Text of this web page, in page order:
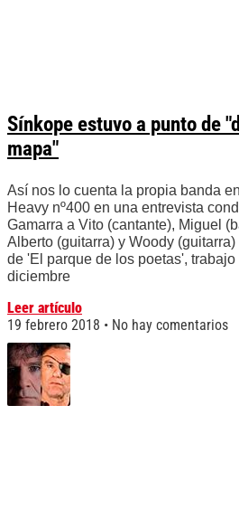
Sínkope estuvo a punto de
mapa"
Así nos lo cuenta la propia banda
Heavy nº400 en una entrevista
Gamarra a Vito (cantante), Miguel
Alberto (guitarra) y Woody
de 'El parque de los poetas',
diciembre
Leer artículo
19 febrero 2018
No hay comentarios